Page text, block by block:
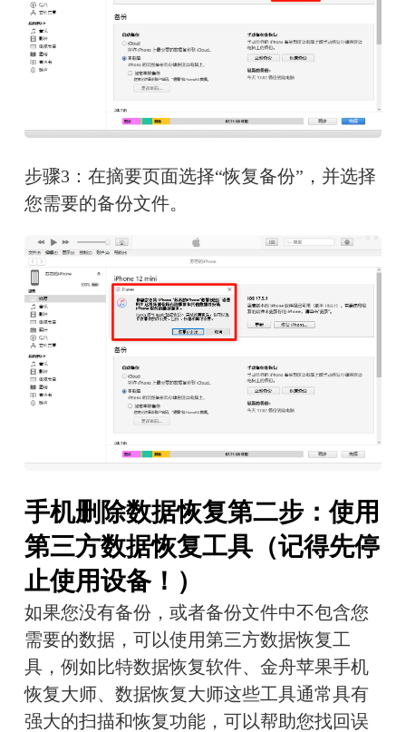
步骤3：在摘要页面选择“恢复备份”，并选择
您需要的备份文件。
手机删除数据恢复第二步：使用
第三方数据恢复工具（记得先停
止使用设备！）
如果您没有备份，或者备份文件中不包含您
需要的数据，可以使用第三方数据恢复工
具，例如比特数据恢复软件、金舟苹果手机
恢复大师、数据恢复大师这些工具通常具有
强大的扫描和恢复功能，可以帮助您找回误